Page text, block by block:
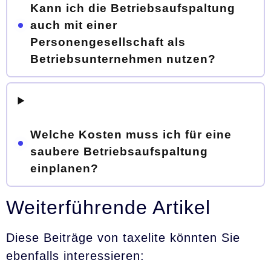
Kann ich die Betriebsaufspaltung
auch mit einer
Personengesellschaft als
Betriebsunternehmen nutzen?
Welche Kosten muss ich für eine
saubere Betriebsaufspaltung
einplanen?
Weiterführende Artikel
Diese Beiträge von taxelite könnten Sie
ebenfalls interessieren: